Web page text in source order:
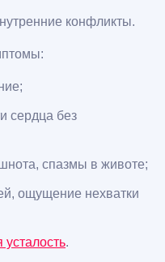
конфликты.
сердца без
спазмы в животе;
ощущение нехватки
усталость.